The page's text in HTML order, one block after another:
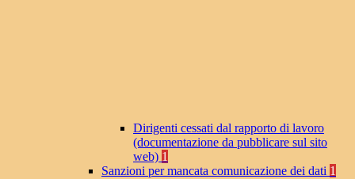
Dirigenti cessati dal rapporto di lavoro
(documentazione da pubblicare sul sito
web) 1
Sanzioni per mancata comunicazione dei dati 1